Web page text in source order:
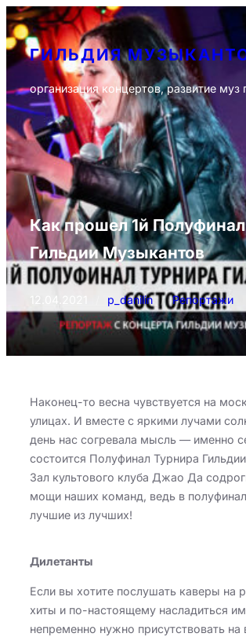
Перейти
к
содержимому
ГИЛЬДИЯ
организация концертов, развитие муз
Как прошел 1й
Гильдии Музыкантов
12.04.2021 p_danilin / Репортажи
Наконец-то весна чувствуется на
улицах. И вместе с яркими лучами
день нас согревала мысль — именно
состоится Полуфинал Турнира
Зал культового клуба Джао Да
мощи наших команд, ведь в
лучшие из лучших!
Дилетанты
Если вы хотите послушать каверы на
хиты и по-настоящему насладиться
непременно нужно присутствовать на